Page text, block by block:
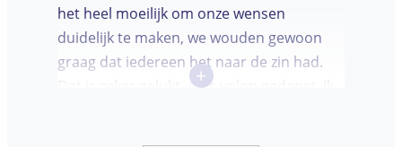
het heel moeilijk om onze wensen
duidelijk te maken, we wouden gewoon
graag dat iedereen het naar de zin had.
Dat is zeker gelukt, er is volop gedanst. Ik
+